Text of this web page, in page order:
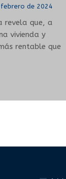
de 2024
revela que, a
vivienda y
rentable que